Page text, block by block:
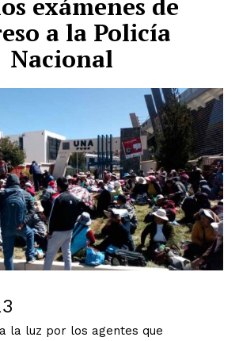
a la Policía
Nacional
la luz por los agentes que